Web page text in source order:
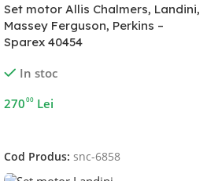
Set motor Allis Chalmers, Landini,
Massey Ferguson, Perkins –
Sparex 40454
In stoc
27000 Lei
Cod Produs:snc-6858